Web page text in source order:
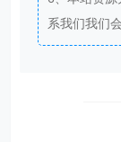
系我们我们